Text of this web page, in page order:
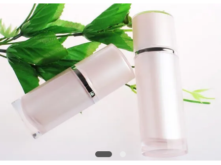
EIN
ZITAT
SITEMAP
PRIVACY
POLICY